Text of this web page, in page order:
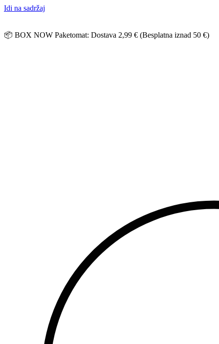
Idi na sadržaj
📦 BOX NOW Paketomat: Dostava 2,99 € (Besplatna iznad 50 €)